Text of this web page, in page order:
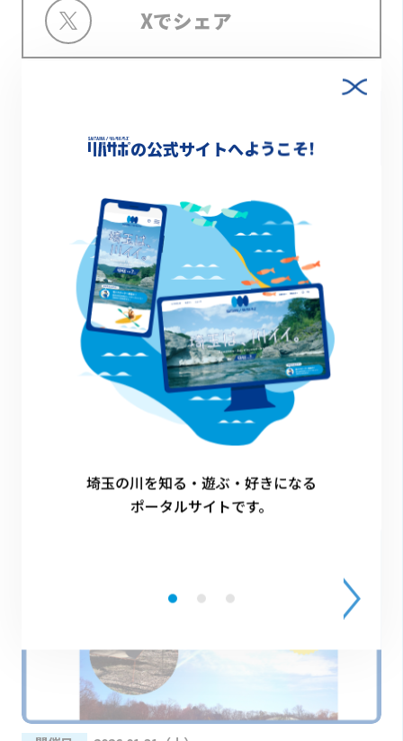
Xでシェア
高麗川
の公式サイトへようこそ!
埼玉の川を知る・遊ぶ・好きになる
ポータルサイトです。